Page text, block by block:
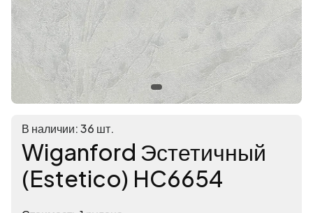
В наличии: 36 шт.
Wiganford Эстетичный
(Estetico) HC6654